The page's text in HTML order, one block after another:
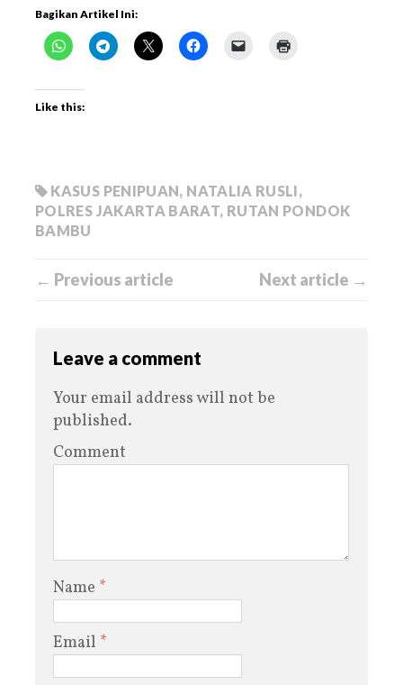
Bagikan Artikel Ini:
Like this:
KASUS PENIPUAN, NATALIA RUSLI,
POLRES JAKARTA BARAT, RUTAN PONDOK
BAMBU
← Previous article Next article →
Leave a comment
Your email address will not be
published.
Comment
Name *
Email *